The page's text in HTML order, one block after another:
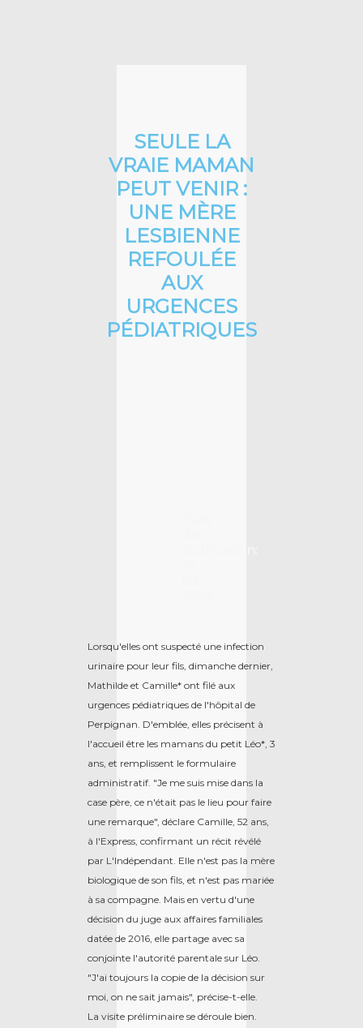
SEULE LA
VRAIE MAMAN
PEUT VENIR :
UNE MÈRE
LESBIENNE
REFOULÉE
AUX
URGENCES
PÉDIATRIQUES
Lorsqu'elles ont suspecté une infection
urinaire pour leur fils, dimanche dernier,
Mathilde et Camille* ont filé aux
urgences pédiatriques de l'hôpital de
Perpignan. D'emblée, elles précisent à
l'accueil être les mamans du petit Léo*, 3
ans, et remplissent le formulaire
administratif. "Je me suis mise dans la
case père, ce n'était pas le lieu pour faire
une remarque", déclare Camille, 52 ans,
à l'Express, confirmant un récit révélé
par L'Indépendant. Elle n'est pas la mère
biologique de son fils, et n'est pas mariée
à sa compagne. Mais en vertu d'une
décision du juge aux affaires familiales
datée de 2016, elle partage avec sa
conjointe l'autorité parentale sur Léo.
"J'ai toujours la copie de la décision sur
moi, on ne sait jamais", précise-t-elle.
La visite préliminaire se déroule bien.